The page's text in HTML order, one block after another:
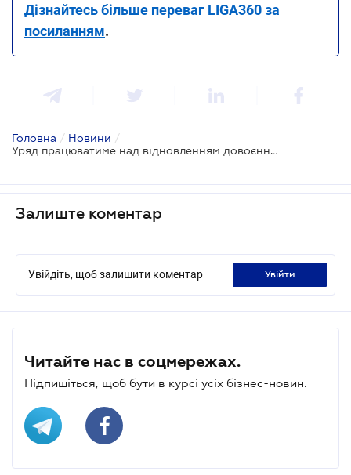
Дізнайтесь більше переваг LIGA360 за
посиланням.
Головна / Новини /
Уряд працюватиме над відновленням довоєнного стану податкового адміністрування: оприлюднено Меморандум з МВФ
Залиште коментар
Увійдіть, щоб залишити коментар увійти
Читайте нас в соцмережах.
Підпишіться, щоб бути в курсі усіх бізнес-новин.